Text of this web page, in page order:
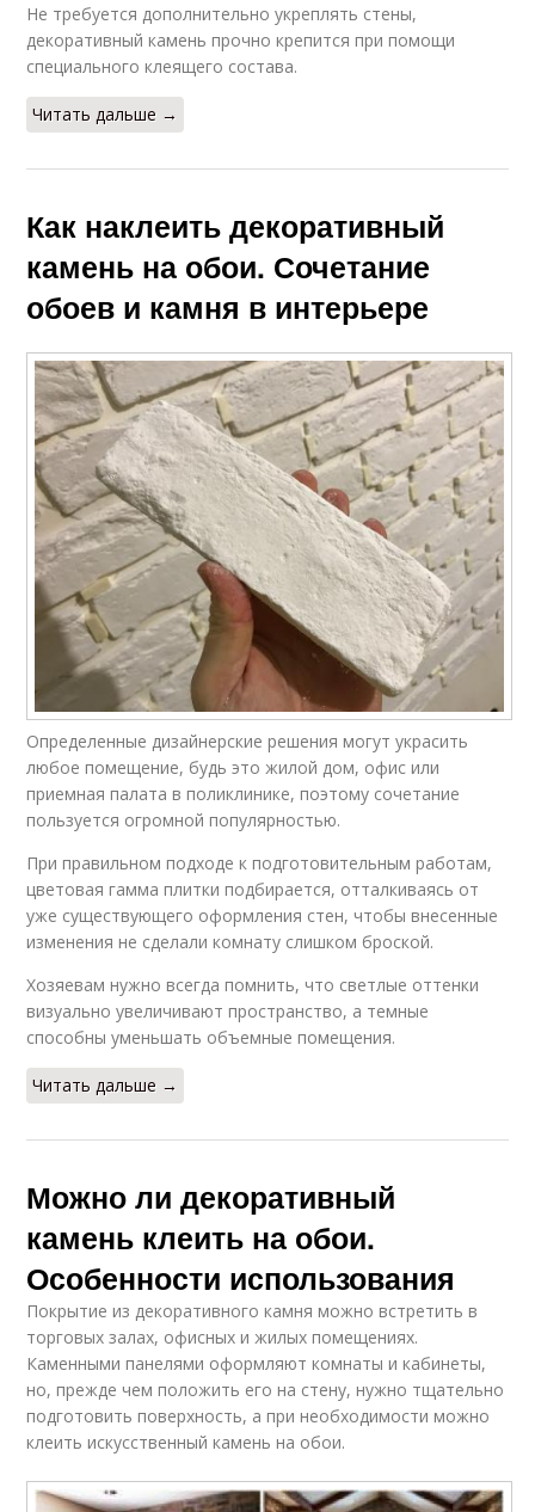
Обои в интерьере
Не требуется дополнительно укреплять стены,
декоративный камень прочно крепится при помощи
специального клеящего состава.
Читать дальше →
Как наклеить декоративный
камень на обои. Сочетание
обоев и камня в интерьере
Определенные дизайнерские решения могут украсить
любое помещение, будь это жилой дом, офис или
приемная палата в поликлинике, поэтому сочетание
пользуется огромной популярностью.
При правильном подходе к подготовительным работам,
цветовая гамма плитки подбирается, отталкиваясь от
уже существующего оформления стен, чтобы внесенные
изменения не сделали комнату слишком броской.
Хозяевам нужно всегда помнить, что светлые оттенки
визуально увеличивают пространство, а темные
способны уменьшать объемные помещения.
Читать дальше →
Можно ли декоративный
камень клеить на обои.
Особенности использования
Покрытие из декоративного камня можно встретить в
торговых залах, офисных и жилых помещениях.
Каменными панелями оформляют комнаты и кабинеты,
но, прежде чем положить его на стену, нужно тщательно
подготовить поверхность, а при необходимости можно
клеить искусственный камень на обои.